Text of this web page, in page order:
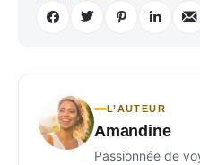
L’AUTEUR
Amandine
Passionnée de